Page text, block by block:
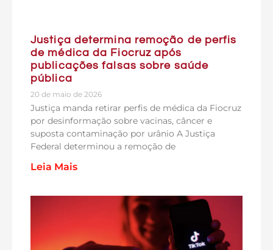
Justiça determina remoção de perfis
de médica da Fiocruz após
publicações falsas sobre saúde
pública
20 de maio de 2026
Justiça manda retirar perfis de médica da Fiocruz
por desinformação sobre vacinas, câncer e
suposta contaminação por urânio A Justiça
Federal determinou a remoção de
Leia Mais